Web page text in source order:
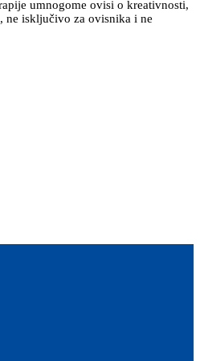
umnogome ovisi o kreativnosti,
ne isključivo za ovisnika i ne